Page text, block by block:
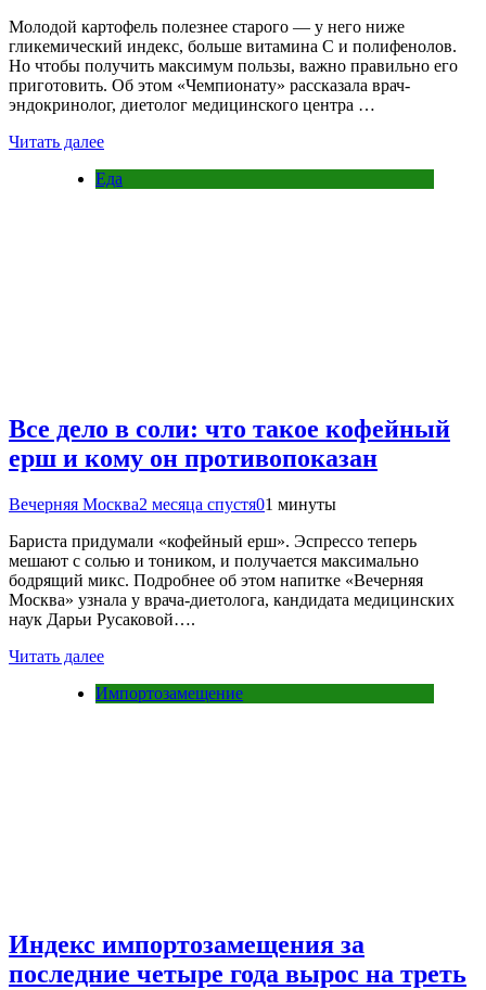
Молодой картофель полезнее старого — у него ниже
гликемический индекс, больше витамина С и полифенолов.
Но чтобы получить максимум пользы, важно правильно его
приготовить. Об этом «Чемпионату» рассказала врач-
эндокринолог, диетолог медицинского центра …
Читать далее
Еда
Все дело в соли: что такое кофейный
ерш и кому он противопоказан
Вечерняя Москва2 месяца спустя01 минуты
Бариста придумали «кофейный ерш». Эспрессо теперь
мешают с солью и тоником, и получается максимально
бодрящий микс. Подробнее об этом напитке «Вечерняя
Москва» узнала у врача-диетолога, кандидата медицинских
наук Дарьи Русаковой….
Читать далее
Импортозамещение
Индекс импортозамещения за
последние четыре года вырос на треть